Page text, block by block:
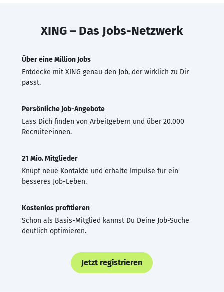
XING – Das Jobs-Netzwerk
Über eine Million Jobs
Entdecke mit XING genau den Job, der wirklich zu Dir
passt.
Persönliche Job-Angebote
Lass Dich finden von Arbeitgebern und über 20.000
Recruiter·innen.
21 Mio. Mitglieder
Knüpf neue Kontakte und erhalte Impulse für ein
besseres Job-Leben.
Kostenlos profitieren
Schon als Basis-Mitglied kannst Du Deine Job-Suche
deutlich optimieren.
Jetzt registrieren